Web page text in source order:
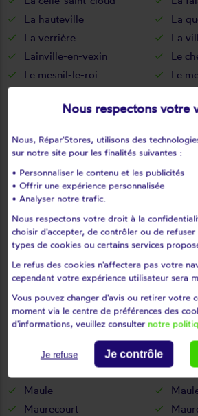
La hauteville
La
La verrière
La
Lainville-en-vexin
Le
Le mesnil-le-roi
Le
Le port-marly
Le
Le vésinet
Les
Les bréviaires
Les
Les essarts-le-roi
Les mesnuls
Lévis-saint-nom
Limetz-villez
Longnes
Louveciennes
Magnanville
Maisons-laffitte
Mareil-le-guyon
Mareil-sur-mauldre
Maule
Maurecourt
Nous respectons votre
Nous, Répar'Stores, utilisons des
sur notre site pour les finalités suivantes :
• Personnaliser le contenu et les publicités
• Offrir une expérience personnalisée
• Analyser notre trafic.
Nous respectons votre droit à la
choisir d'accepter, de contrôler ou de
types de cookies ou certains services
Le refus des cookies n'affectera pas votre
cependant votre expérience utilisateur sera
Vous pouvez changer d'avis ou retirer votre
moment via le centre de préférences des
d'informations, veuillez consulter notre
Je refuse Je contrôle